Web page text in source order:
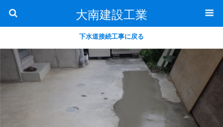
大南建設工業
下水道接続工事に戻る